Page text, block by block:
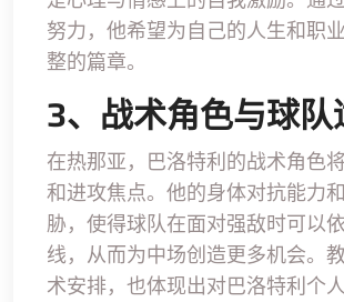
努力，他希望为自己的人生和职
整的篇章。
3、战术角色与球队
在热那亚，巴洛特利的战术角色
和进攻焦点。他的身体对抗能力
胁，使得球队在面对强敌时可以
线，从而为中场创造更多机会。
术安排，也体现出对巴洛特利个